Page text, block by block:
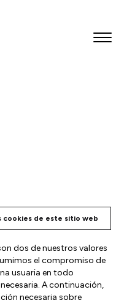
cookies de este sitio web
dos de nuestros valores
el compromiso de
usuaria en todo
A continuación,
necesaria sobre